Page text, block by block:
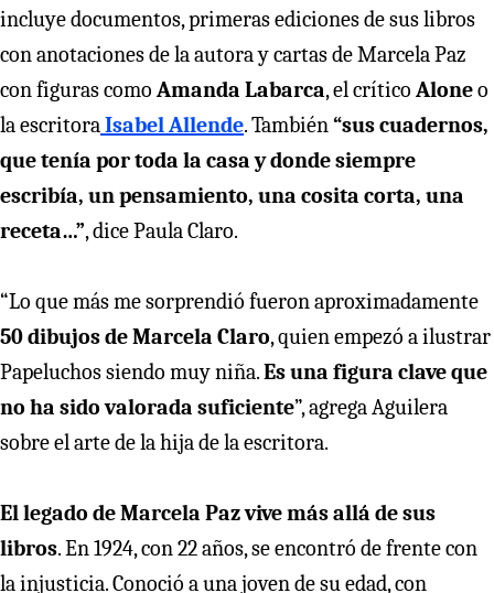
incluye documentos, primeras ediciones de sus libros
con anotaciones de la autora y cartas de Marcela Paz
con figuras como Amanda Labarca, el crítico Aloneo
la escritoraIsabel Allende. También“sus cuadernos,
que tenía por toda la casa y donde siempre
escribía, un pensamiento, una cosita corta, una
receta…”, dice Paula Claro.
“Lo que más me sorprendió fueron aproximadamente
50 dibujos de Marcela Claro, quien empezó a ilustrar
Papeluchos siendo muy niña.Es una figura clave que
no ha sido valorada suficiente”, agrega Aguilera
sobre el arte de la hija de la escritora.
El legado de Marcela Paz vive más allá de sus
libros. En 1924, con 22 años, se encontró de frente con
la injusticia. Conoció a una joven de su edad, con